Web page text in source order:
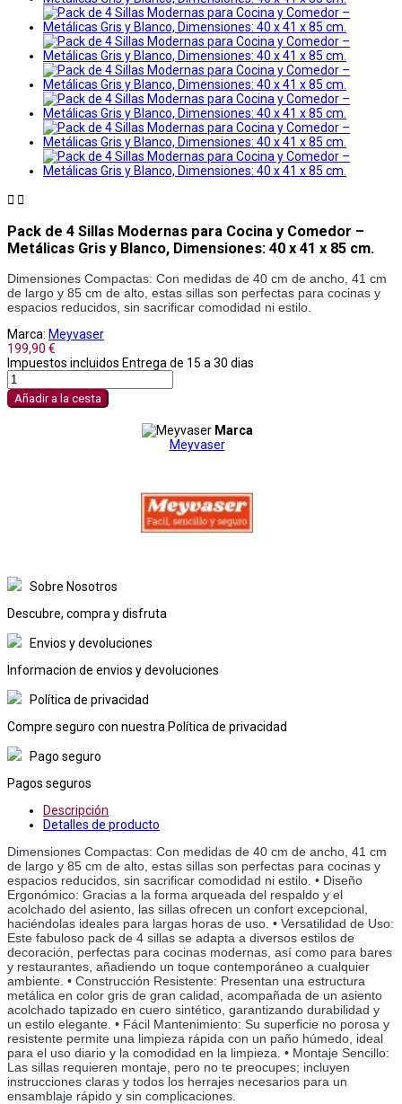
 
Pack de 4 Sillas Modernas para Cocina y Comedor –
Metálicas Gris y Blanco, Dimensiones: 40 x 41 x 85 cm.
Dimensiones Compactas: Con medidas de 40 cm de ancho, 41 cm
de largo y 85 cm de alto, estas sillas son perfectas para cocinas y
espacios reducidos, sin sacrificar comodidad ni estilo.
Marca: Meyvaser
199,90 €
Impuestos incluidos Entrega de 15 a 30 dias
Añadir a la cesta
Marca
Meyvaser
Sobre Nosotros
Descubre, compra y disfruta
Envios y devoluciones
Informacion de envios y devoluciones
Política de privacidad
Compre seguro con nuestra Política de privacidad
Pago seguro
Pagos seguros
Descripción
Detalles de producto
Dimensiones Compactas: Con medidas de 40 cm de ancho, 41 cm
de largo y 85 cm de alto, estas sillas son perfectas para cocinas y
espacios reducidos, sin sacrificar comodidad ni estilo. • Diseño
Ergonómico: Gracias a la forma arqueada del respaldo y el
acolchado del asiento, las sillas ofrecen un confort excepcional,
haciéndolas ideales para largas horas de uso. • Versatilidad de Uso:
Este fabuloso pack de 4 sillas se adapta a diversos estilos de
decoración, perfectas para cocinas modernas, así como para bares
y restaurantes, añadiendo un toque contemporáneo a cualquier
ambiente. • Construcción Resistente: Presentan una estructura
metálica en color gris de gran calidad, acompañada de un asiento
acolchado tapizado en cuero sintético, garantizando durabilidad y
un estilo elegante. • Fácil Mantenimiento: Su superficie no porosa y
resistente permite una limpieza rápida con un paño húmedo, ideal
para el uso diario y la comodidad en la limpieza. • Montaje Sencillo:
Las sillas requieren montaje, pero no te preocupes; incluyen
instrucciones claras y todos los herrajes necesarios para un
ensamblaje rápido y sin complicaciones.